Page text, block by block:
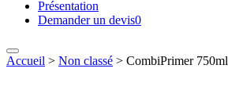
Présentation
Demander un devis0
Accueil > Non classé > CombiPrimer 750ml